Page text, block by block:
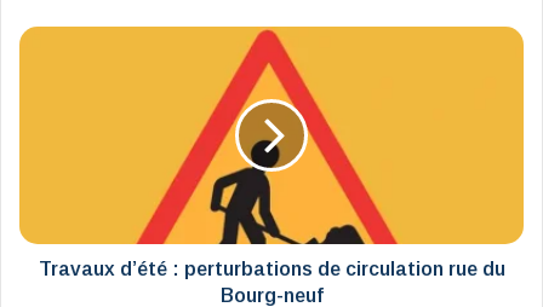
Travaux
Bourg-
neufTravaux d’été : perturbations de circulation rue du
Bourg-neuf